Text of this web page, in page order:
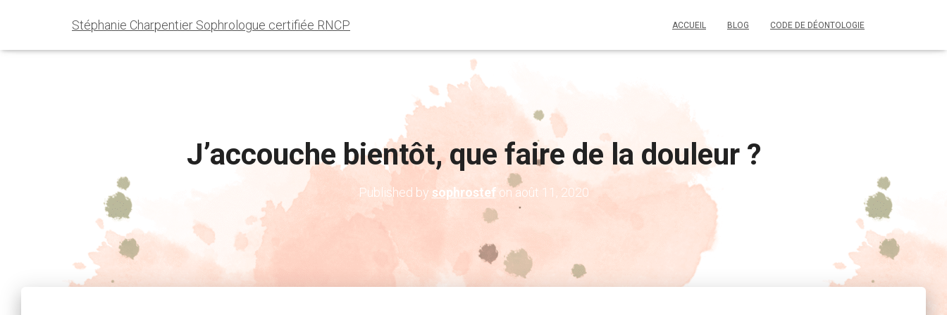
Stéphanie Charpentier Sophrologue certifiée RNCP ACCUEIL BLOG CODE DE DÉONTOLOGIE
J’accouche bientôt, que faire de la douleur ?
Published by sophrostefonaoût 11, 2020